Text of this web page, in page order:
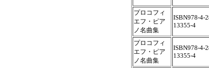
プロコフィ
エフ・ピア
ノ名曲集
ISBN978-4-
13355-4
プロコフィ
エフ・ピア
ノ名曲集
ISBN978-4-
13355-4